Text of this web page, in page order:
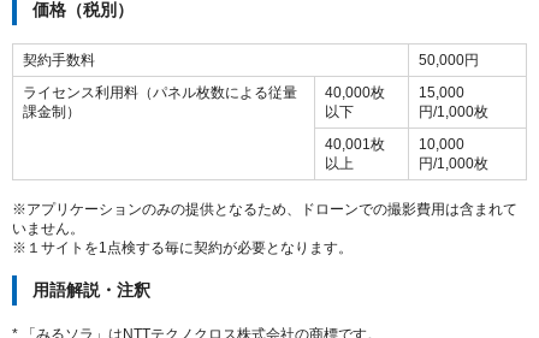
価格（税別）
契約手数料
50,000円
ライセンス利用料（パネル枚数による従量
課金制）
40,000枚
以下
15,000
円/1,000枚
40,001枚
以上
10,000
円/1,000枚
※アプリケーションのみの提供となるため、ドローンでの撮影費用は含まれて
いません。
※１サイトを1点検する毎に契約が必要となります。
用語解説・注釈